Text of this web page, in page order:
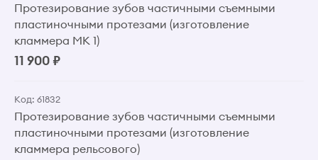
Протезирование зубов частичными съемными
пластиночными протезами (изготовление
кламмера МК 1)
11 900 ₽
Код: 61832
Протезирование зубов частичными съемными
пластиночными протезами (изготовление
кламмера рельсового)